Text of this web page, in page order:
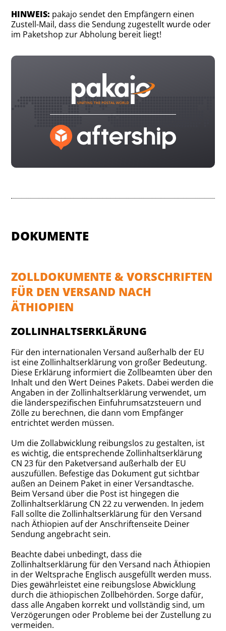
HINWEIS: pakajo sendet den Empfängern einen
Zustell-Mail, dass die Sendung zugestellt wurde oder
im Paketshop zur Abholung bereit liegt!
DOKUMENTE
ZOLLDOKUMENTE & VORSCHRIFTEN
FÜR DEN VERSAND NACH
ÄTHIOPIEN
ZOLLINHALTSERKLÄRUNG
Für den internationalen Versand außerhalb der EU
ist eine Zollinhaltserklärung von großer Bedeutung.
Diese Erklärung informiert die Zollbeamten über den
Inhalt und den Wert Deines Pakets. Dabei werden die
Angaben in der Zollinhaltserklärung verwendet, um
die länderspezifischen Einfuhrumsatzsteuern und
Zölle zu berechnen, die dann vom Empfänger
entrichtet werden müssen.
Um die Zollabwicklung reibungslos zu gestalten, ist
es wichtig, die entsprechende Zollinhaltserklärung
CN 23 für den Paketversand außerhalb der EU
auszufüllen. Befestige das Dokument gut sichtbar
außen an Deinem Paket in einer Versandtasche.
Beim Versand über die Post ist hingegen die
Zollinhaltserklärung CN 22 zu verwenden. In jedem
Fall sollte die Zollinhaltserklärung für den Versand
nach Äthiopien auf der Anschriftenseite Deiner
Sendung angebracht sein.
Beachte dabei unbedingt, dass die
Zollinhaltserklärung für den Versand nach Äthiopien
in der Weltsprache Englisch ausgefüllt werden muss.
Dies gewährleistet eine reibungslose Abwicklung
durch die äthiopischen Zollbehörden. Sorge dafür,
dass alle Angaben korrekt und vollständig sind, um
Verzögerungen oder Probleme bei der Zustellung zu
vermeiden.